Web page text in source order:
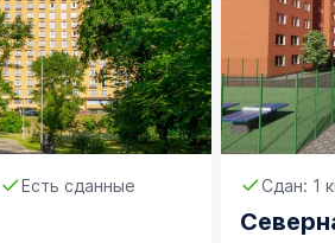
Есть сданные Сдан: 1